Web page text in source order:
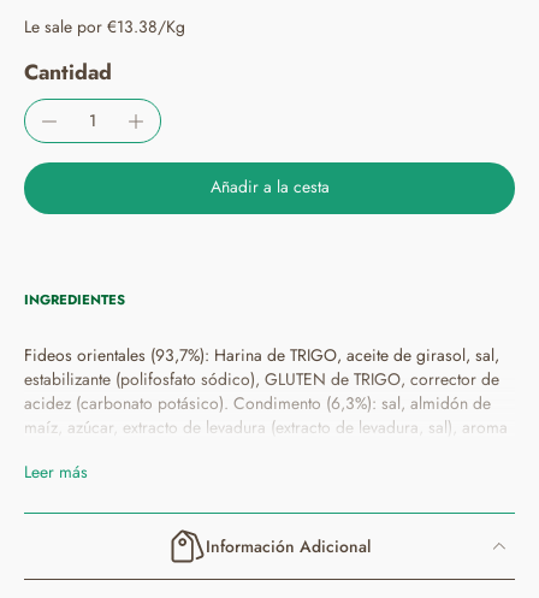
Le sale por €13.38/Kg
Cantidad
Añadir a la cesta
INGREDIENTES
Fideos orientales (93,7%): Harina de TRIGO, aceite de girasol, sal,
estabilizante (polifosfato sódico), GLUTEN de TRIGO, corrector de
acidez (carbonato potásico). Condimento (6,3%): sal, almidón de
maíz, azúcar, extracto de levadura (extracto de levadura, sal), aroma
(contiene TRIGO), cebolla deshidratada, aceite de girasol, azúcar
Leer más
Información Adicional